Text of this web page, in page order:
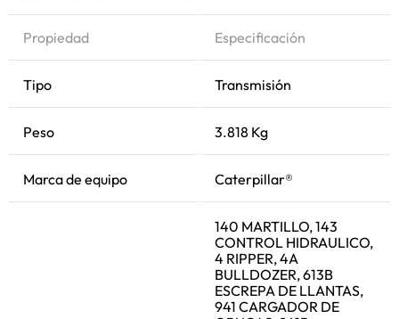
Propiedad Especificación
Tipo Transmisión
Peso 3.818 Kg
Marca de equipo Caterpillar®
140 MARTILLO, 143
CONTROL HIDRAULICO,
4 RIPPER, 4A
BULLDOZER, 613B
ESCREPA DE LLANTAS,
941 CARGADOR DE